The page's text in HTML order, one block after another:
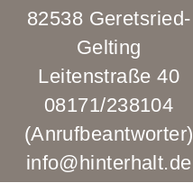
82538 Geretsried-
Gelting
Leitenstraße 40
08171/238104
(Anrufbeantworter)
info@hinterhalt.de